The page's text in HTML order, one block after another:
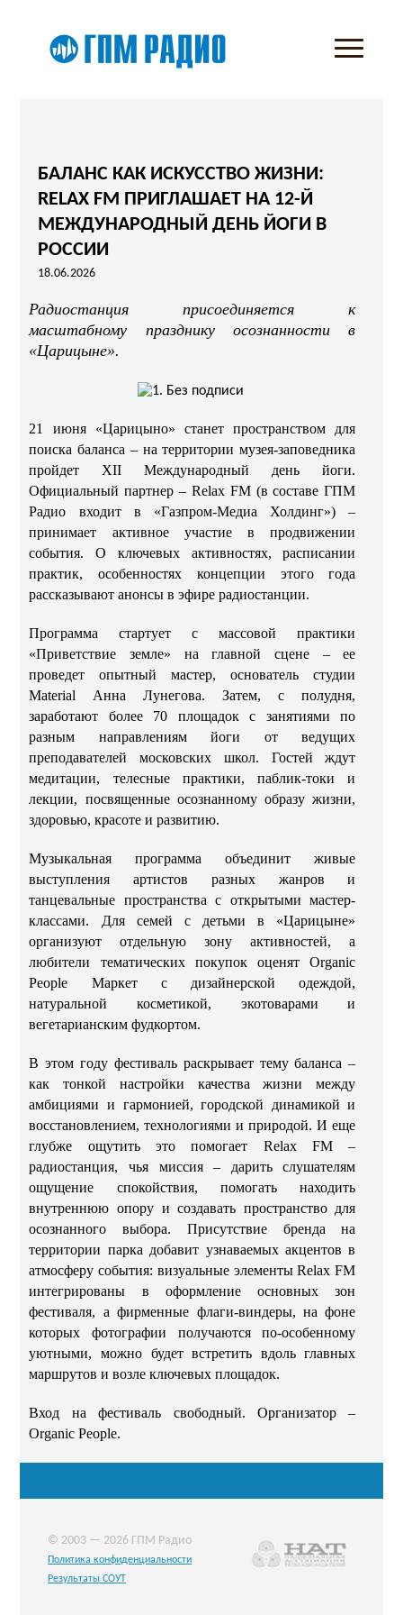
БАЛАНС КАК ИСКУССТВО ЖИЗНИ:
RELAX FM ПРИГЛАШАЕТ НА 12-Й
МЕЖДУНАРОДНЫЙ ДЕНЬ ЙОГИ В
РОССИИ
18.06.2026
Радиостанция присоединяется к
масштабному празднику осознанности в
«Царицыне».
21 июня «Царицыно» станет пространством для
поиска баланса – на территории музея‑заповедника
пройдет XII Международный день йоги.
Официальный партнер – Relax FM (в составе ГПМ
Радио входит в «Газпром‑Медиа Холдинг») –
принимает активное участие в продвижении
события. О ключевых активностях, расписании
практик, особенностях концепции этого года
рассказывают анонсы в эфире радиостанции.
Программа стартует с массовой практики
«Приветствие земле» на главной сцене – ее
проведет опытный мастер, основатель студии
Material Анна Лунегова. Затем, с полудня,
заработают более 70 площадок с занятиями по
разным направлениям йоги от ведущих
преподавателей московских школ. Гостей ждут
медитации, телесные практики, паблик-токи и
лекции, посвященные осознанному образу жизни,
здоровью, красоте и развитию.
Музыкальная программа объединит живые
выступления артистов разных жанров и
танцевальные пространства с открытыми мастер-
классами. Для семей с детьми в «Царицыне»
организуют отдельную зону активностей, а
любители тематических покупок оценят Organic
People Маркет с дизайнерской одеждой,
натуральной косметикой, экотоварами и
вегетарианским фудкортом.
В этом году фестиваль раскрывает тему баланса –
как тонкой настройки качества жизни между
амбициями и гармонией, городской динамикой и
восстановлением, технологиями и природой. И еще
глубже ощутить это помогает Relax FM –
радиостанция, чья миссия – дарить слушателям
ощущение спокойствия, помогать находить
внутреннюю опору и создавать пространство для
осознанного выбора. Присутствие бренда на
территории парка добавит узнаваемых акцентов в
атмосферу события: визуальные элементы Relax FM
интегрированы в оформление основных зон
фестиваля, а фирменные флаги‑виндеры, на фоне
которых фотографии получаются по-особенному
уютными, можно будет встретить вдоль главных
маршрутов и возле ключевых площадок.
Вход на фестиваль свободный. Организатор –
Organic People.
© 2003 — 2026 ГПМ Радио
Политика конфиденциальности
Результаты СОУТ